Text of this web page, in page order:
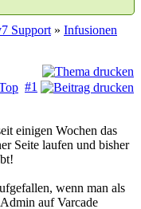
Support » Infusionen
#1
einigen Wochen das
Seite laufen und bisher
wenn man als
auf Varcade